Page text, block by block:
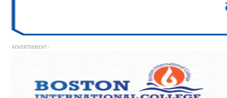
- ADVERTISEMENT -